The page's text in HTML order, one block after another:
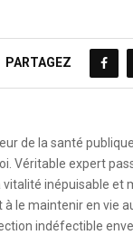
PARTAGEZ
de la santé
Véritable expert
inépuisable et
à le maintenir en vie
indéfectible